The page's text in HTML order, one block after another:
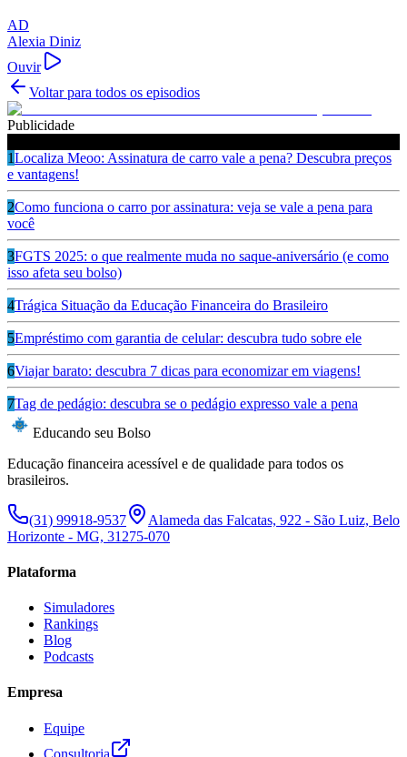
AD
Alexia Diniz
Ouvir
Voltar para todos os episodios
Publicidade
1Localiza Meoo: Assinatura de carro vale a pena? Descubra preços
e vantagens!
2Como funciona o carro por assinatura: veja se vale a pena para
você
3FGTS 2025: o que realmente muda no saque-aniversário (e como
isso afeta seu bolso)
4Trágica Situação da Educação Financeira do Brasileiro
5Empréstimo com garantia de celular: descubra tudo sobre ele
6Viajar barato: descubra 7 dicas para economizar em viagens!
7Tag de pedágio: descubra se o pedágio expresso vale a pena
Educando seu Bolso
Educação financeira acessível e de qualidade para todos os
brasileiros.
(31) 99918-9537
Alameda das Falcatas, 922 - São Luiz, Belo
Horizonte - MG, 31275-070
Plataforma
Simuladores
Rankings
Blog
Podcasts
Empresa
Equipe
Consultoria